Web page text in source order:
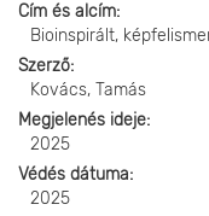
Cím és alcím
Bioinspirált,
Szerző
Kovács, Tamás
Megjelenés ideje
2025
Védés dátuma
2025